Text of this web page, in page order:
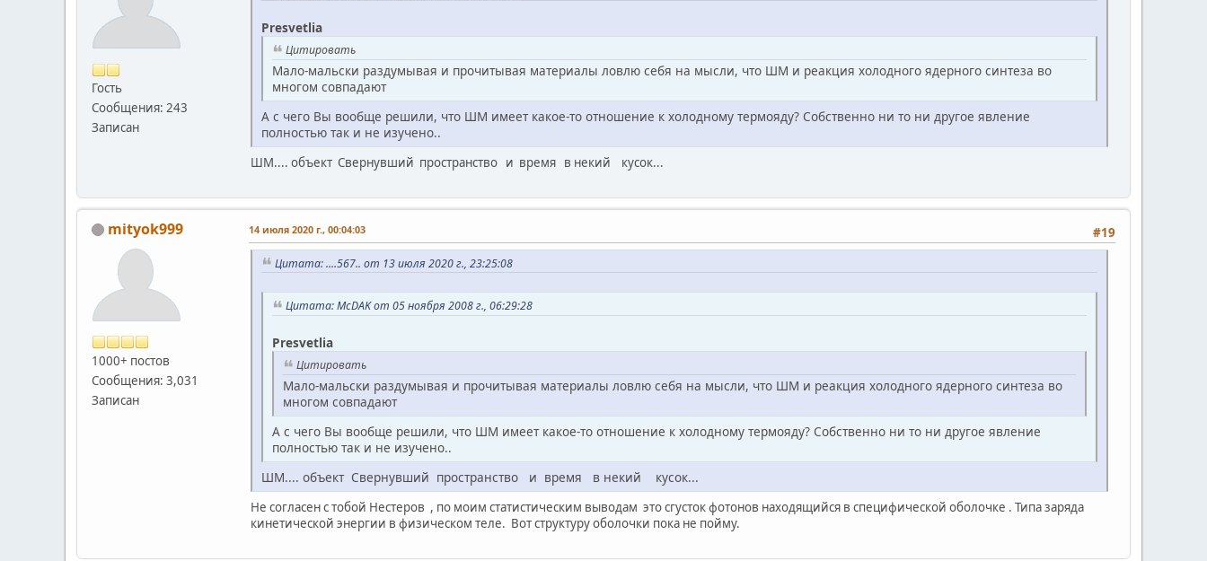
Гость
Сообщения: 243
Записан
Presvetlia
Цитировать
Мало-мальски раздумывая и прочитывая материалы ловлю себя на мысли, что ШМ и реакция холодного ядерного синтеза во
многом совпадают
А с чего Вы вообще решили, что ШМ имеет какое-то отношение к холодному термояду? Собственно ни то ни другое явление
полностью так и не изучено..
ШМ.... объект Свернувший пространство и время в некий кусок...
mityok999
1000+ постов
Сообщения: 3,031
Записан
#19
14 июля 2020 г., 00:04:03
Цитата: ....567.. от 13 июля 2020 г., 23:25:08
Цитата: McDAK от 05 ноября 2008 г., 06:29:28
Presvetlia
Цитировать
Мало-мальски раздумывая и прочитывая материалы ловлю себя на мысли, что ШМ и реакция холодного ядерного синтеза во
многом совпадают
А с чего Вы вообще решили, что ШМ имеет какое-то отношение к холодному термояду? Собственно ни то ни другое явление
полностью так и не изучено..
ШМ.... объект Свернувший пространство и время в некий кусок...
Не согласен с тобой Нестеров , по моим статистическим выводам это сгусток фотонов находящийся в специфической оболочке . Типа заряда
кинетической энергии в физическом теле. Вот структуру оболочки пока не пойму.